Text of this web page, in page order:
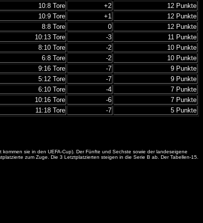
10:8 Tore +2 12 Punkte
10:9 Tore +1 12 Punkte
8:8 Tore 0 12 Punkte
10:13 Tore -3 11 Punkte
8:10 Tore -2 10 Punkte
6:8 Tore -2 10 Punkte
9:16 Tore -7 9 Punkte
5:12 Tore -7 9 Punkte
6:10 Tore -4 7 Punkte
10:16 Tore -6 7 Punkte
11:18 Tore -7 5 Punkte
sie in den UEFA-Cup). Der Fünfte und Sechste sowie der landeseigene
zum Zuge. Die 3 Letztplatzierten steigen in die Serie B ab. Der Tabellen-15.